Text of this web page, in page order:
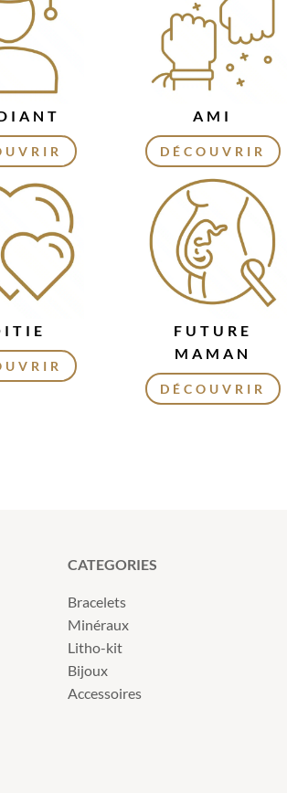
AMI
DÉCOUVRIR
FUTURE
MAMAN
DÉCOUVRIR
CATEGORIES
Bracelets
Minéraux
Litho-kit
Bijoux
Accessoires
de confidentialité, en